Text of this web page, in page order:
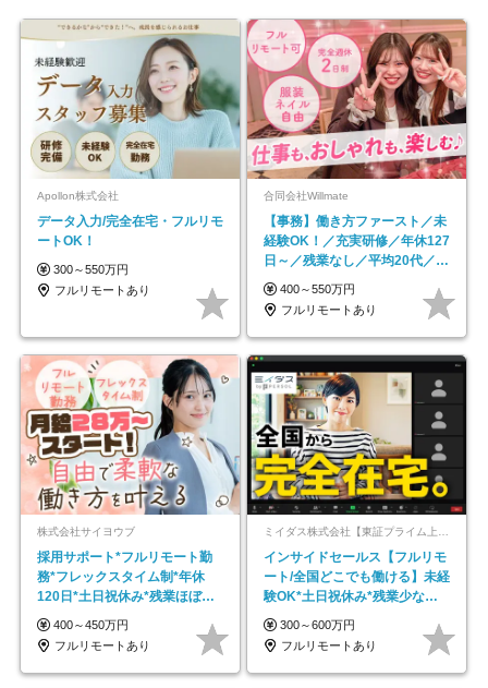
Apollon株式会社
データ入力/完全在宅・フルリモ
ートOK！
300～550万円
フルリモートあり
合同会社Willmate
【事務】働き方ファースト／未
経験OK！／充実研修／年休127
日～／残業なし／平均20代／リ
モートOK
400～550万円
フルリモートあり
株式会社サイヨウブ
採用サポート*フルリモート勤
務*フレックスタイム制*年休
120日*土日祝休み*残業ほぼな
し*育児中社員8割以上
400～450万円
フルリモートあり
ミイダス株式会社【東証プライム上場パーソルグループ】
インサイドセールス【フルリモ
ート/全国どこでも働ける】未経
験OK*土日祝休み*残業少なめ*
在宅勤務手当あり
300～600万円
フルリモートあり